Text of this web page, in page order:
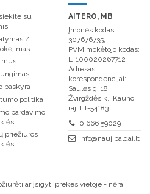
su
/
mus
paskyra
politika
pardavimo
priežiūros
AITERO, MB
Įmonės kodas:
307676735,
PVM mokėtojo kodas:
LT100020267712
Adresas
korespondencijai:
Saulės g. 18,
Žvirgždės k., Kauno
raj. LT-54183
0 666 59029
info@naujibaldai.lt
ar įsigyti prekes vietoje - nėra